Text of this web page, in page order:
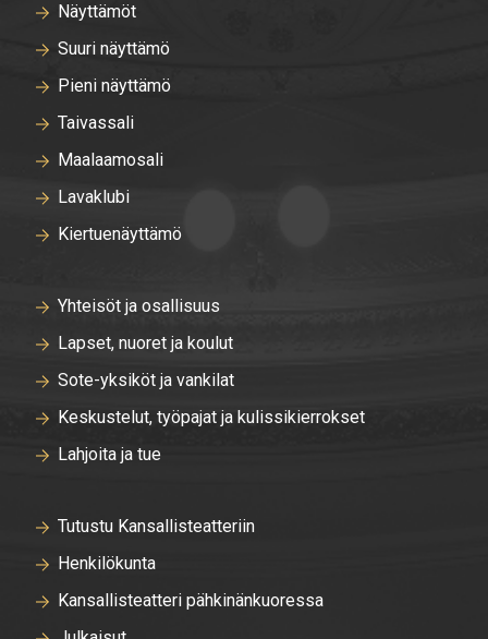
Näyttämöt
Suuri näyttämö
Pieni näyttämö
Taivassali
Maalaamosali
Lavaklubi
Kiertuenäyttämö
Yhteisöt ja osallisuus
Lapset, nuoret ja koulut
Sote-yksiköt ja vankilat
Keskustelut, työpajat ja kulissikierrokset
Lahjoita ja tue
Tutustu Kansallisteatteriin
Henkilökunta
Kansallisteatteri pähkinänkuoressa